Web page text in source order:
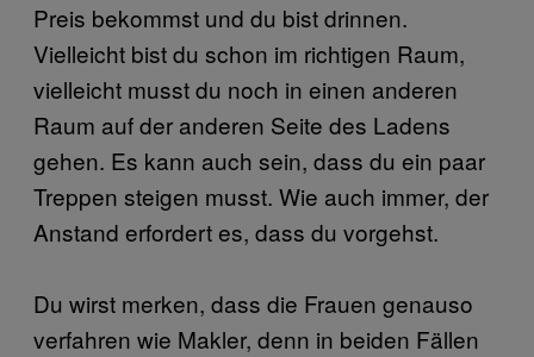
Preis bekommst und du bist drinnen.
Vielleicht bist du schon im richtigen Raum,
vielleicht musst du noch in einen anderen
Raum auf der anderen Seite des Ladens
gehen. Es kann auch sein, dass du ein paar
Treppen steigen musst. Wie auch immer, der
Anstand erfordert es, dass du vorgehst.
Du wirst merken, dass die Frauen genauso
verfahren wie Makler, denn in beiden Fällen